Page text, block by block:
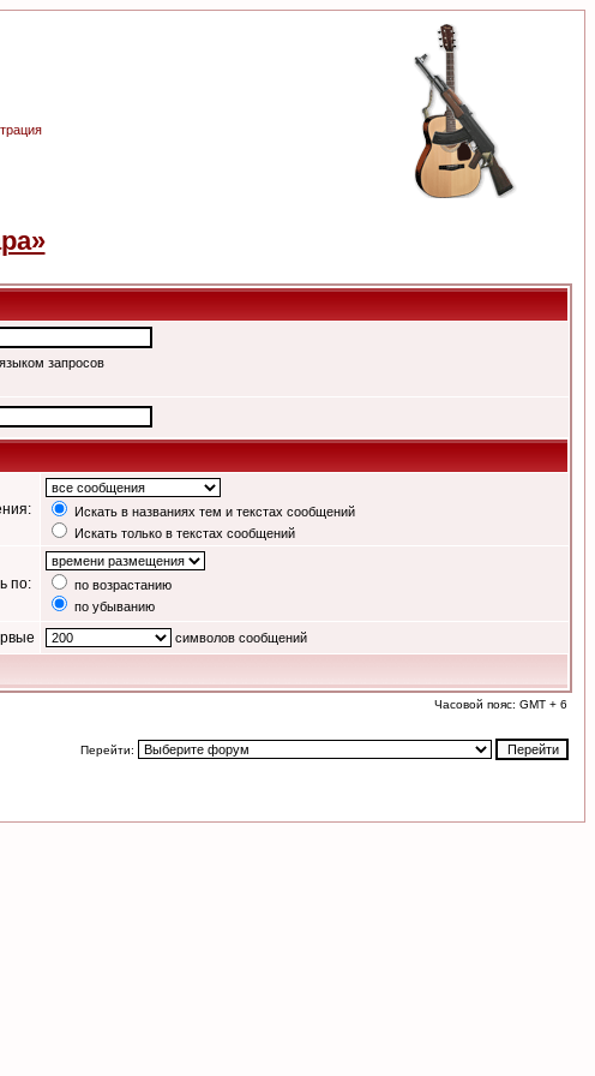
запросов
Искать в названиях тем и текстах сообщений
Искать только в текстах сообщений
по:
по возрастанию
по убыванию
символов сообщений
Часовой пояс: GMT + 6
Перейти: